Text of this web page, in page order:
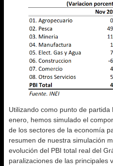
Utilizando como punto de
enero, hemos simulado el
de los sectores de la economía
resumen de nuestra simulación
evolución del PBI total real del
paralizaciones de las principales